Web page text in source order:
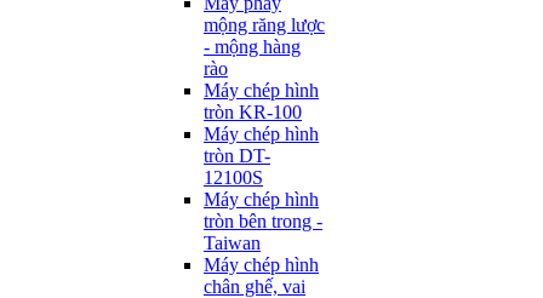
mộng răng lược
- mộng hàng
rào
Máy chép hình
tròn KR-100
Máy chép hình
tròn DT-
12100S
Máy chép hình
tròn bên trong -
Taiwan
Máy chép hình
chân ghế, vai